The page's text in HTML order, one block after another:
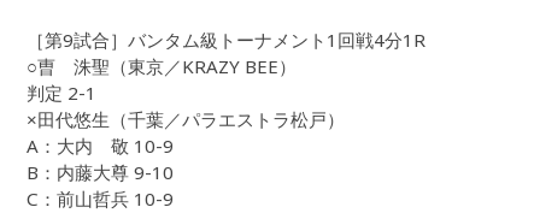
［第9試合］バンタム級トーナメント1回戦4分1R
○曺 洙聖（東京／KRAZY BEE）
判定 2-1
×田代悠生（千葉／パラエストラ松戸）
A：大内 敬 10-9
B：内藤大尊 9-10
C：前山哲兵 10-9